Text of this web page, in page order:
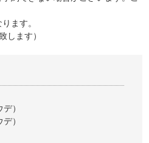
ます。
します）
）
）